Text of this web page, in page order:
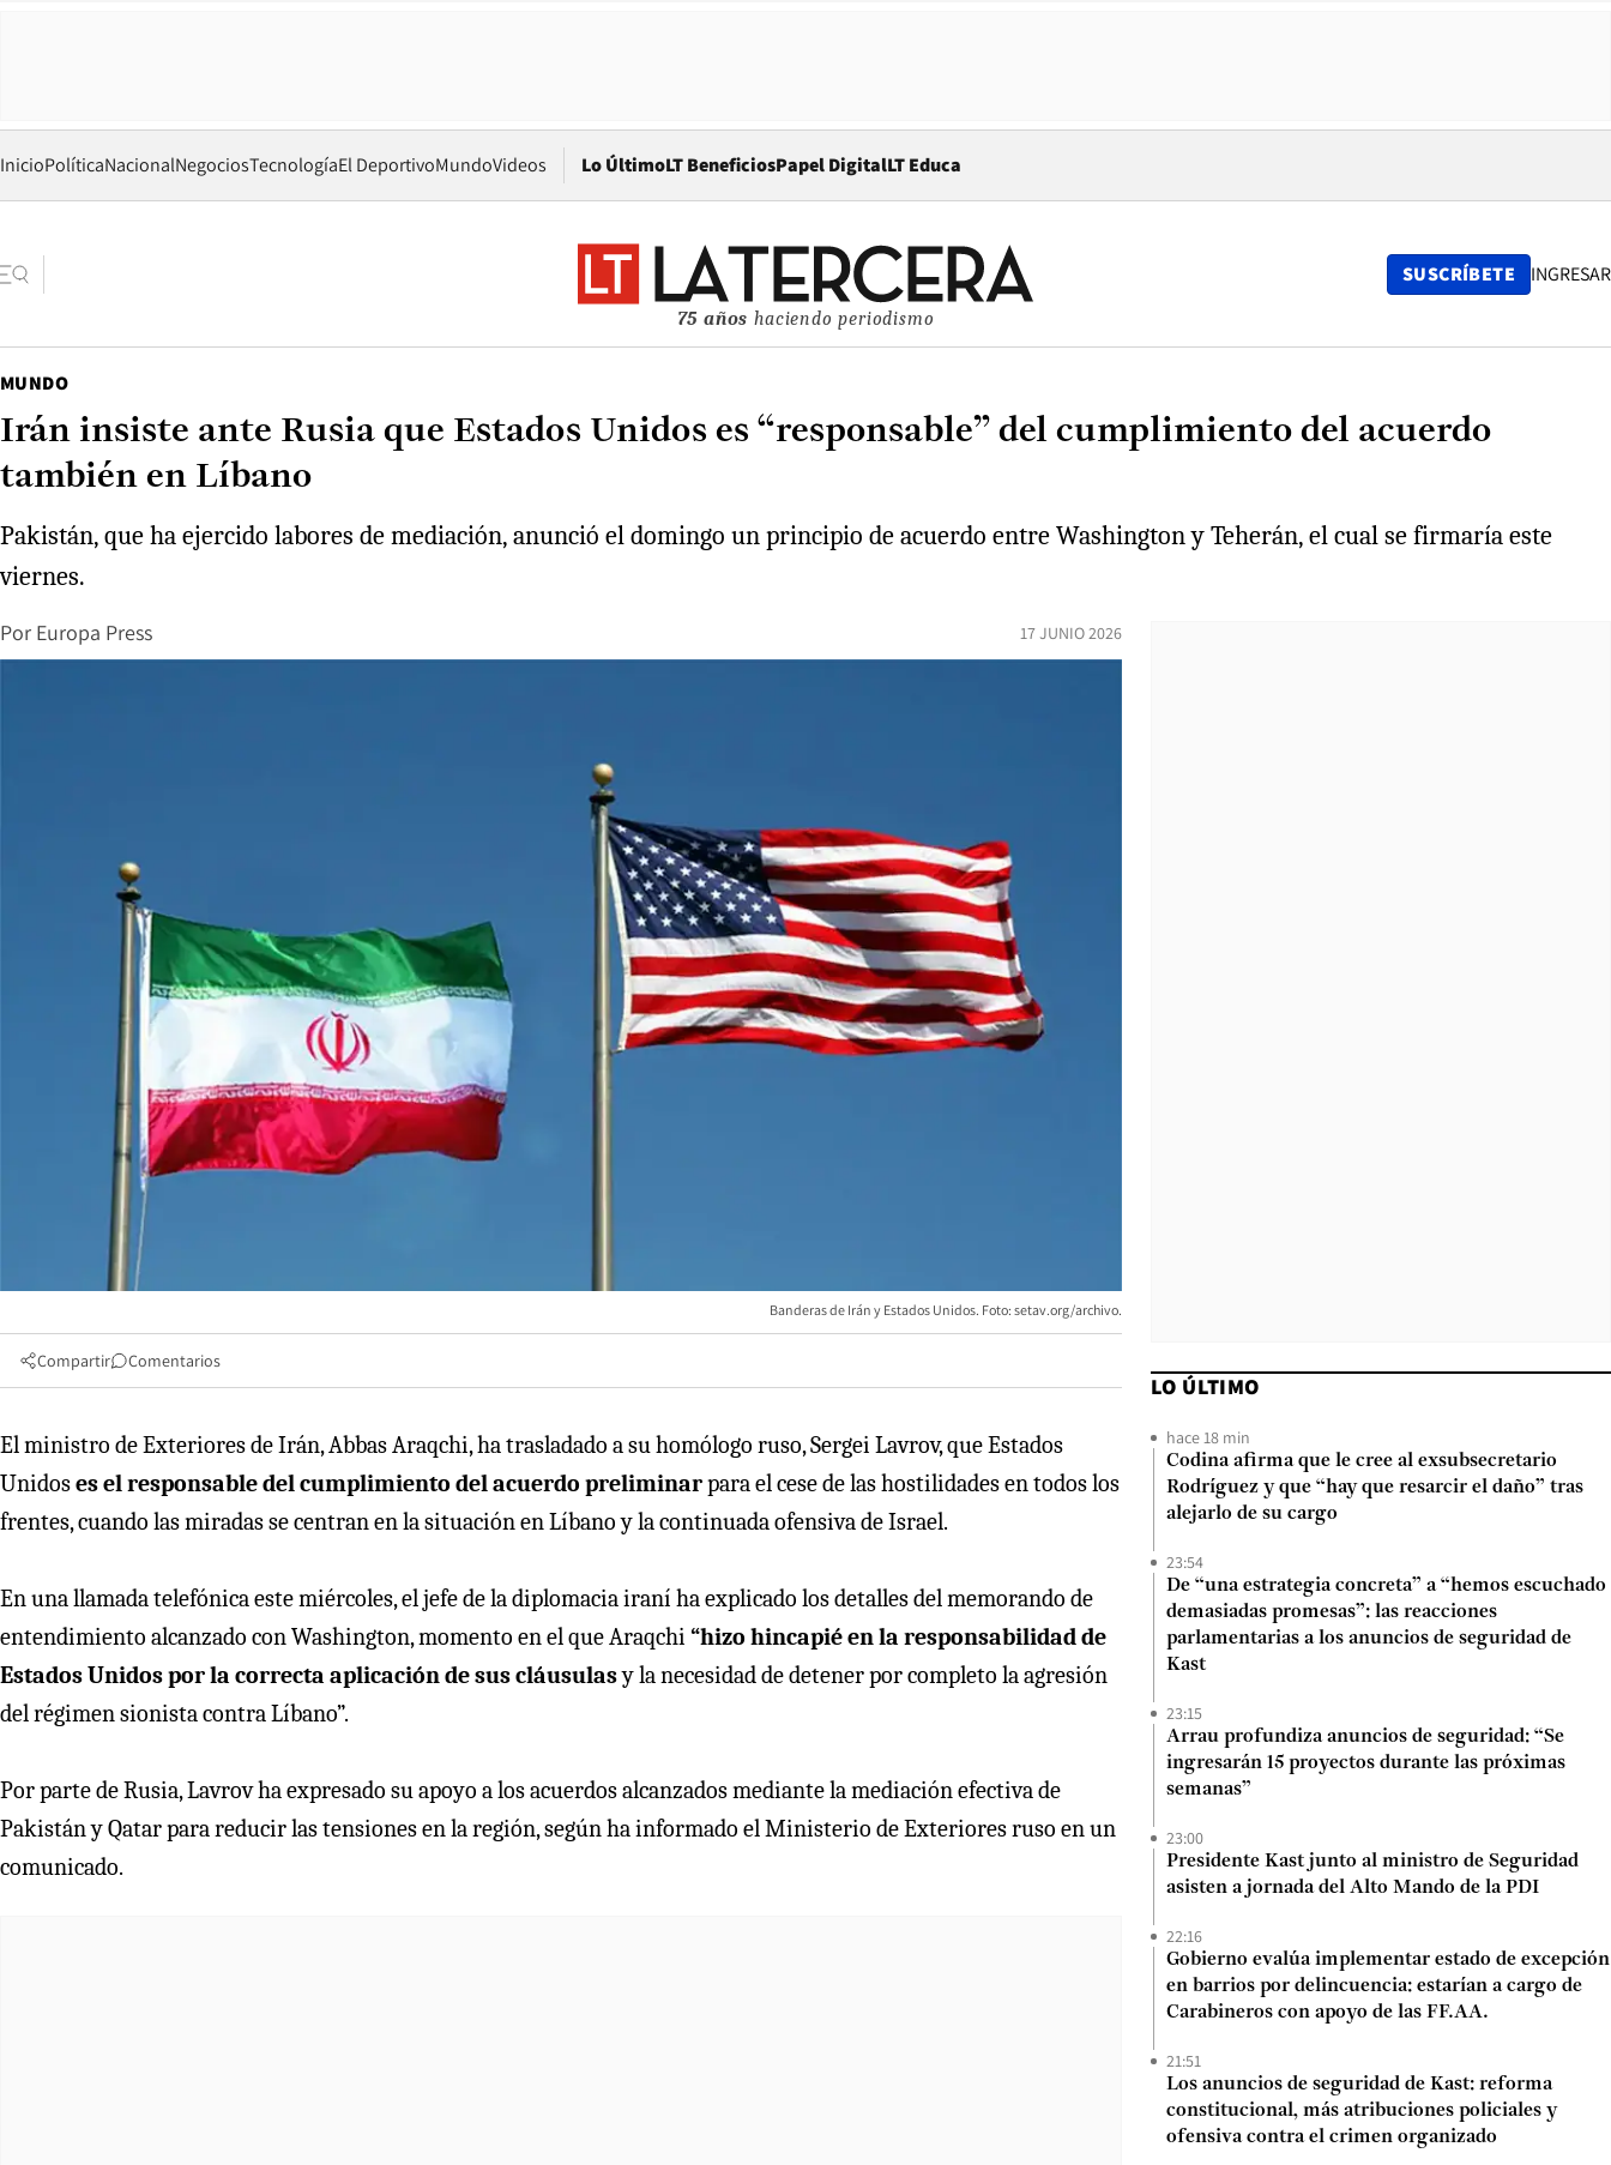
InicioPolíticaNacionalNegociosTecnologíaEl DeportivoMundoVideos Lo ÚltimoLT BeneficiosPapel DigitalOpens in new window
LT Educa
75 años haciendo periodismo
SUSCRÍBETE INGRESAR
MUNDO
Irán insiste ante Rusia que Estados Unidos es “responsable” del cumplimiento del acuerdo
también en Líbano
Pakistán, que ha ejercido labores de mediación, anunció el domingo un principio de acuerdo entre Washington y Teherán, el cual se firmaría este
viernes.
Por Europa Press 17 JUNIO 2026
Banderas de Irán y Estados Unidos. Foto: setav.org/archivo.
Compartir Comentarios
El ministro de Exteriores de Irán, Abbas Araqchi, ha trasladado a su homólogo ruso, Sergei Lavrov, que Estados
Unidoses el responsable del cumplimiento del acuerdo preliminarpara el cese de las hostilidades en todos los
frentes, cuando las miradas se centran en la situación en Líbano y la continuada ofensiva de Israel.
En una llamada telefónica este miércoles, el jefe de la diplomacia iraní ha explicado los detalles del memorando de
entendimiento alcanzado con Washington, momento en el que Araqchi “hizo hincapié en la responsabilidad de
Estados Unidos por la correcta aplicación de sus cláusulasy la necesidad de detener por completo la agresión
del régimen sionista contra Líbano”.
Por parte de Rusia, Lavrov ha expresado su apoyo a los acuerdos alcanzados mediante la mediación efectiva de
Pakistán y Qatar para reducir las tensiones en la región, según ha informado el Ministerio de Exteriores ruso en un
comunicado.
LO ÚLTIMO
hace 18 min
Codina afirma que le cree al exsubsecretario
Rodríguez y que “hay que resarcir el daño” tras
alejarlo de su cargo
23:54
De “una estrategia concreta” a “hemos escuchado
demasiadas promesas”: las reacciones
parlamentarias a los anuncios de seguridad de
Kast
23:15
Arrau profundiza anuncios de seguridad: “Se
ingresarán 15 proyectos durante las próximas
semanas”
23:00
Presidente Kast junto al ministro de Seguridad
asisten a jornada del Alto Mando de la PDI
22:16
Gobierno evalúa implementar estado de excepción
en barrios por delincuencia: estarían a cargo de
Carabineros con apoyo de las FF.AA.
21:51
Los anuncios de seguridad de Kast: reforma
constitucional, más atribuciones policiales y
ofensiva contra el crimen organizado